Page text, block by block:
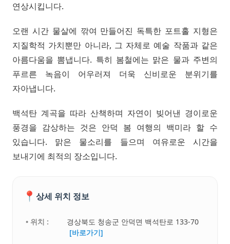
연상시킵니다.
오랜 시간 물살에 깎여 만들어진 독특한 포트홀 지형은
지질학적 가치뿐만 아니라, 그 자체로 예술 작품과 같은
아름다움을 뽐냅니다. 특히 봄철에는 맑은 물과 주변의
푸르른 녹음이 어우러져 더욱 신비로운 분위기를
자아냅니다.
백석탄 계곡을 따라 산책하며 자연이 빚어낸 경이로운
풍경을 감상하는 것은 안덕 봄 여행의 백미라 할 수
있습니다. 맑은 물소리를 들으며 여유로운 시간을
보내기에 최적의 장소입니다.
📍 상세 위치 정보
• 위치 :
경상북도 청송군 안덕면 백석탄로 133-70
[바로가기]